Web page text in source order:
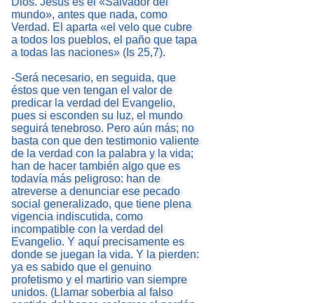
mundo», antes que nada, como
Verdad. El aparta «el velo que cubre
a todos los pueblos, el paño que tapa
a todas las naciones» (Is 25,7).
-Será necesario, en seguida, que
éstos que ven tengan el valor de
predicar la verdad del Evangelio,
pues si esconden su luz, el mundo
seguirá tenebroso. Pero aún más; no
basta con que den testimonio valiente
de la verdad con la palabra y la vida;
han de hacer también algo que es
todavía más peligroso: han de
atreverse a denunciar ese pecado
social generalizado, que tiene plena
vigencia indiscutida, como
incompatible con la verdad del
Evangelio. Y aquí precisamente es
donde se juegan la vida. Y la pierden:
ya es sabido que el genuino
profetismo y el martirio van siempre
unidos. (Llamar soberbia al falso